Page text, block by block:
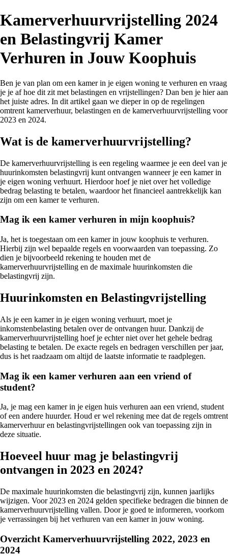
Kamerverhuurvrijstelling 2024
en Belastingvrij Kamer
Verhuren in Jouw Koophuis
Ben je van plan om een kamer in je eigen woning te verhuren en vraag
je je af hoe dit zit met belastingen en vrijstellingen? Dan ben je hier aan
het juiste adres. In dit artikel gaan we dieper in op de regelingen
omtrent kamerverhuur, belastingen en de kamerverhuurvrijstelling voor
2023 en 2024.
Wat is de kamerverhuurvrijstelling?
De kamerverhuurvrijstelling is een regeling waarmee je een deel van je
huurinkomsten belastingvrij kunt ontvangen wanneer je een kamer in
je eigen woning verhuurt. Hierdoor hoef je niet over het volledige
bedrag belasting te betalen, waardoor het financieel aantrekkelijk kan
zijn om een kamer te verhuren.
Mag ik een kamer verhuren in mijn koophuis?
Ja, het is toegestaan om een kamer in jouw koophuis te verhuren.
Hierbij zijn wel bepaalde regels en voorwaarden van toepassing. Zo
dien je bijvoorbeeld rekening te houden met de
kamerverhuurvrijstelling en de maximale huurinkomsten die
belastingvrij zijn.
Huurinkomsten en Belastingvrijstelling
Als je een kamer in je eigen woning verhuurt, moet je
inkomstenbelasting betalen over de ontvangen huur. Dankzij de
kamerverhuurvrijstelling hoef je echter niet over het gehele bedrag
belasting te betalen. De exacte regels en bedragen verschillen per jaar,
dus is het raadzaam om altijd de laatste informatie te raadplegen.
Mag ik een kamer verhuren aan een vriend of
student?
Ja, je mag een kamer in je eigen huis verhuren aan een vriend, student
of een andere huurder. Houd er wel rekening mee dat de regels omtrent
kamerverhuur en belastingvrijstellingen ook van toepassing zijn in
deze situatie.
Hoeveel huur mag je belastingvrij
ontvangen in 2023 en 2024?
De maximale huurinkomsten die belastingvrij zijn, kunnen jaarlijks
wijzigen. Voor 2023 en 2024 gelden specifieke bedragen die binnen de
kamerverhuurvrijstelling vallen. Door je goed te informeren, voorkom
je verrassingen bij het verhuren van een kamer in jouw woning.
Overzicht Kamerverhuurvrijstelling 2022, 2023 en
2024